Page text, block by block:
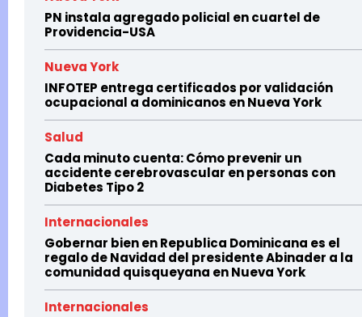
PN instala agregado policial en cuartel de
Providencia-USA
Nueva York
INFOTEP entrega certificados por validación
ocupacional a dominicanos en Nueva York
Salud
Cada minuto cuenta: Cómo prevenir un
accidente cerebrovascular en personas con
Diabetes Tipo 2
Internacionales
Gobernar bien en Republica Dominicana es el
regalo de Navidad del presidente Abinader a la
comunidad quisqueyana en Nueva York
Internacionales